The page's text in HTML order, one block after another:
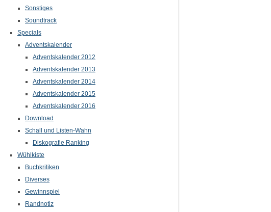
Sonstiges
Soundtrack
Specials
Adventskalender
Adventskalender 2012
Adventskalender 2013
Adventskalender 2014
Adventskalender 2015
Adventskalender 2016
Download
Schall und Listen-Wahn
Diskografie Ranking
Wühlkiste
Buchkritiken
Diverses
Gewinnspiel
Randnotiz